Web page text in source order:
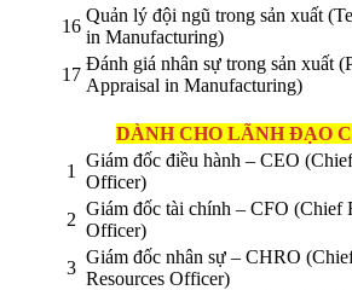
16
Quản lý đội ngũ trong sản xuất
in Manufacturing)
17
Đánh giá nhân sự trong sản xuất
Appraisal in Manufacturing)
DÀNH CHO LÃNH ĐẠO
1
Giám đốc điều hành – CEO
Officer)
2
Giám đốc tài chính – CFO (Chief
Officer)
3
Giám đốc nhân sự – CHRO
Resources Officer)